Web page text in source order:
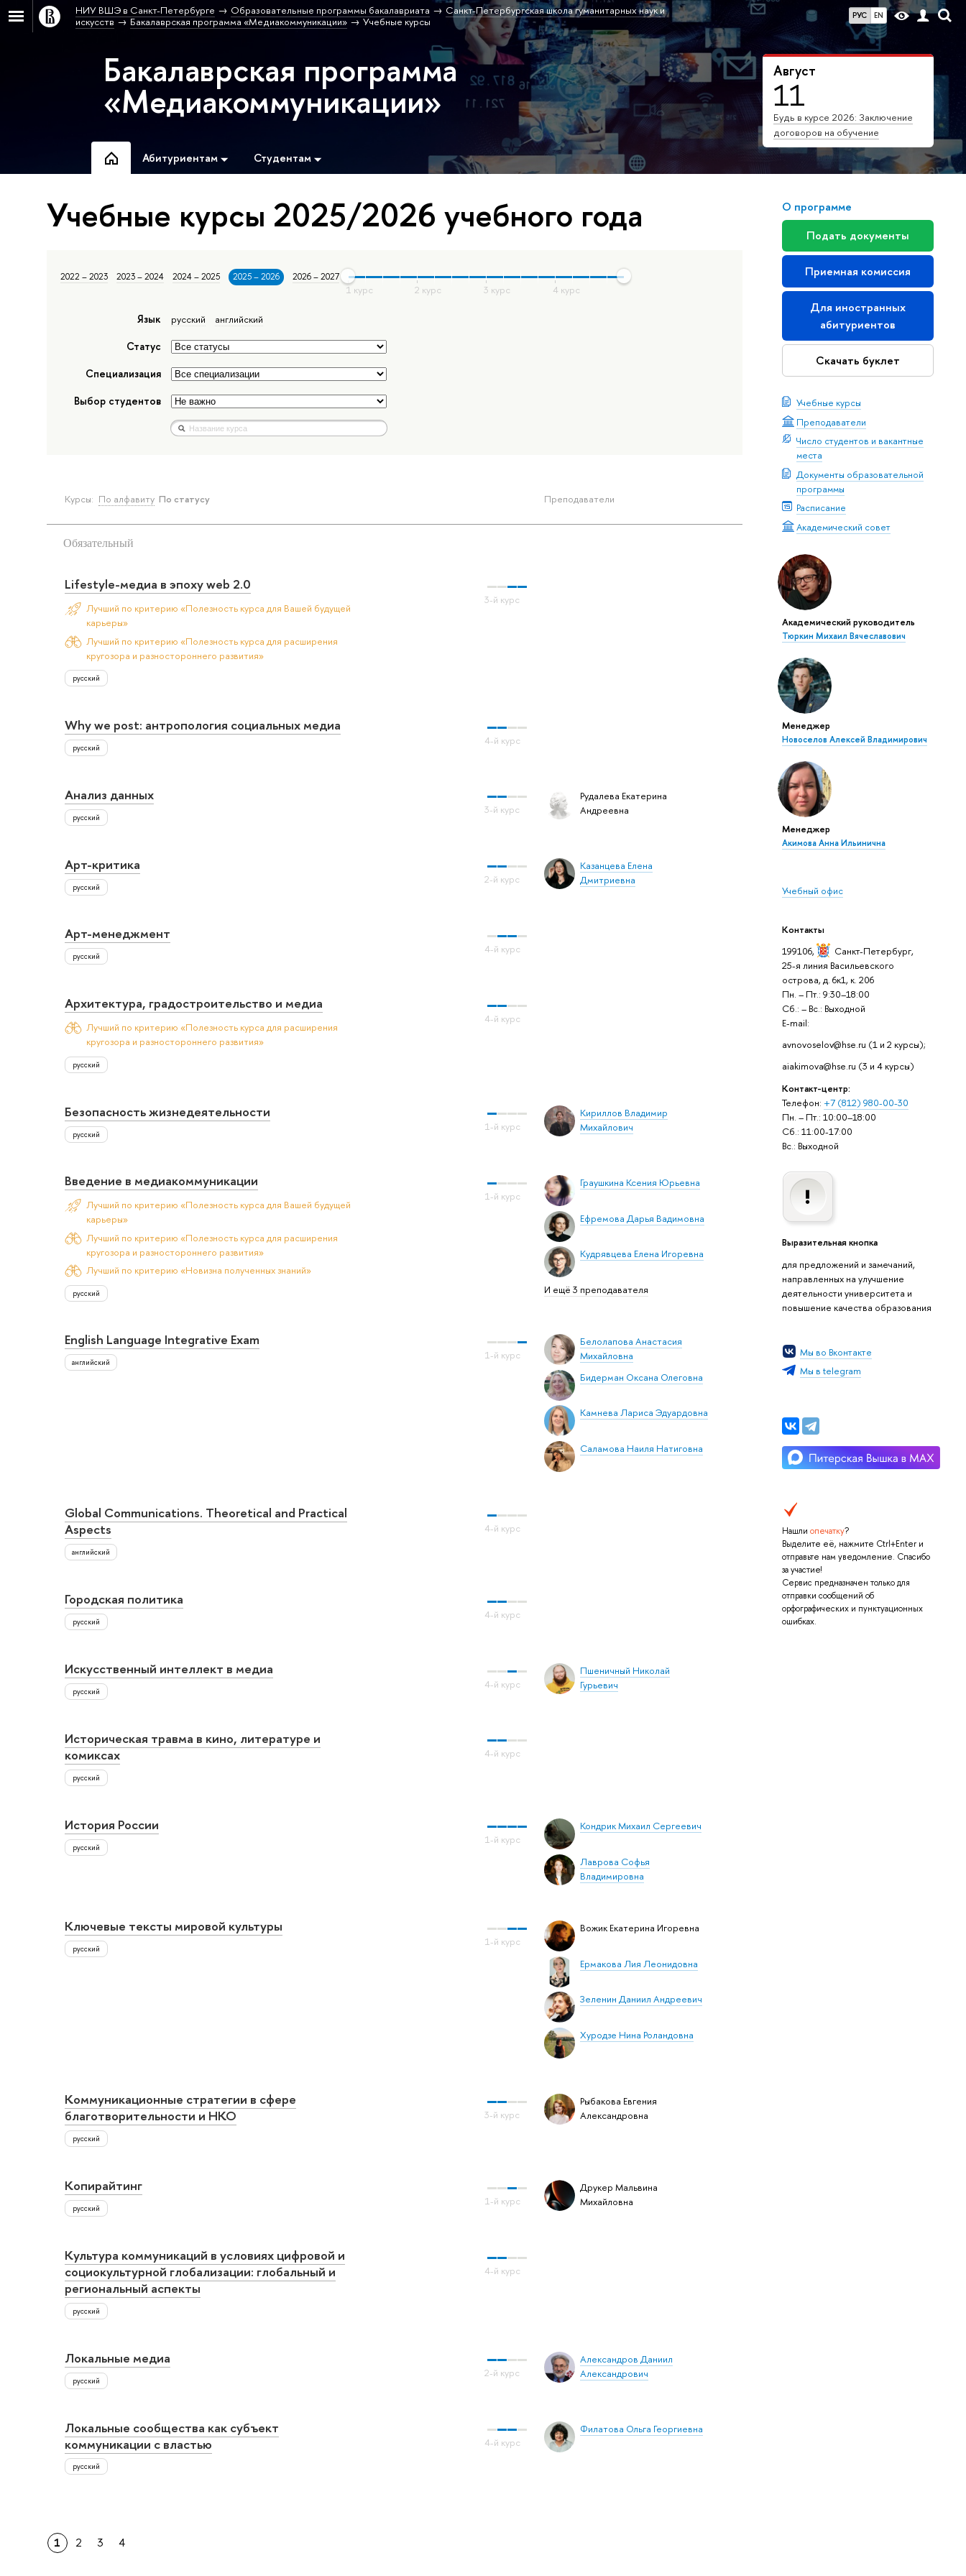
РУС EN
НИУ ВШЭ в Санкт-Петербурге Образовательные программы бакалавриата
Санкт-Петербургская школа гуманитарных наук и
искусств
Бакалаврская программа «Медиакоммуникации» Учебные курсы
Август
11
Будь в курсе 2026: Заключение
договоров на обучение
Бакалаврская программа
«Медиакоммуникации»
Абитуриентам Студентам
О программе
Подать документы
Приемная комиссия
Для иностранных
абитуриентов
Скачать буклет
Учебные курсы
Преподаватели
Число студентов и вакантные
места
Документы образовательной
программы
Расписание
Академический совет
Академический руководитель
Тюркин Михаил Вячеславович
Менеджер
Новоселов Алексей Владимирович
Менеджер
Акимова Анна Ильинична
Учебный офис
Контакты
199106,
Санкт-Петербург,
25-я линия Васильевского
острова, д. 6к1, к. 206
Пн. – Пт.: 9:30–18:00
Сб.: – Вс.: Выходной
E-mail:
avnovoselov@hse.ru (1 и 2 курсы);
aiakimova@hse.ru (3 и 4 курсы)
Контакт-центр:
Телефон: +7 (812) 980-00-30
Пн. – Пт.: 10:00–18:00
Сб.: 11:00-17:00
Вс.: Выходной
Выразительная кнопка
для предложений и замечаний,
направленных на улучшение
деятельности университета и
повышение качества образования
Мы во Вконтакте
Мы в telegram
Нашли опечатку?
Выделите её, нажмите Ctrl+Enter и
отправьте нам уведомление. Спасибо
за участие!
Сервис предназначен только для
отправки сообщений об
орфографических и пунктуационных
ошибках.
Учебные курсы 2025/2026 учебного года
2022 – 2023 2023 – 2024 2024 – 2025 2025 – 2026 2026 – 2027
Язык русский английский
Статус
Специализация
Выбор студентов
Преподаватели
Курсы: По алфавиту По статусу
Обязательный
Lifestyle-медиа в эпоху web 2.0
Лучший по критерию «Полезность курса для Вашей будущей
карьеры»
Лучший по критерию «Полезность курса для расширения
кругозора и разностороннего развития»
русский
Why we post: антропология социальных медиа
русский
Рудалева Екатерина
Андреевна
Анализ данных
русский
Казанцева Елена
Дмитриевна
Арт-критика
русский
Арт-менеджмент
русский
Архитектура, градостроительство и медиа
Лучший по критерию «Полезность курса для расширения
кругозора и разностороннего развития»
русский
Кириллов Владимир
Михайлович
Безопасность жизнедеятельности
русский
Граушкина Ксения Юрьевна
Ефремова Дарья Вадимовна
Кудрявцева Елена Игоревна
И ещё 3 преподавателя
Введение в медиакоммуникации
Лучший по критерию «Полезность курса для Вашей будущей
карьеры»
Лучший по критерию «Полезность курса для расширения
кругозора и разностороннего развития»
Лучший по критерию «Новизна полученных знаний»
русский
Белолапова Анастасия
Михайловна
Бидерман Оксана Олеговна
Камнева Лариса Эдуардовна
Саламова Наиля Натиговна
English Language Integrative Exam
английский
Global Communications. Theoretical and Practical
Aspects
английский
Городская политика
русский
Пшеничный Николай
Гурьевич
Искусственный интеллект в медиа
русский
Историческая травма в кино, литературе и
комиксах
русский
Кондрик Михаил Сергеевич
Лаврова Софья
Владимировна
История России
русский
Вожик Екатерина Игоревна
Ермакова Лия Леонидовна
Зеленин Даниил Андреевич
Хуродзе Нина Роландовна
Ключевые тексты мировой культуры
русский
Рыбакова Евгения
Александровна
Коммуникационные стратегии в сфере
благотворительности и НКО
русский
Друкер Мальвина
Михайловна
Копирайтинг
русский
Культура коммуникаций в условиях цифровой и
социокультурной глобализации: глобальный и
региональный аспекты
русский
Александров Даниил
Александрович
Локальные медиа
русский
Филатова Ольга Георгиевна
Локальные сообщества как субъект
коммуникации с властью
русский
1 2 3 4